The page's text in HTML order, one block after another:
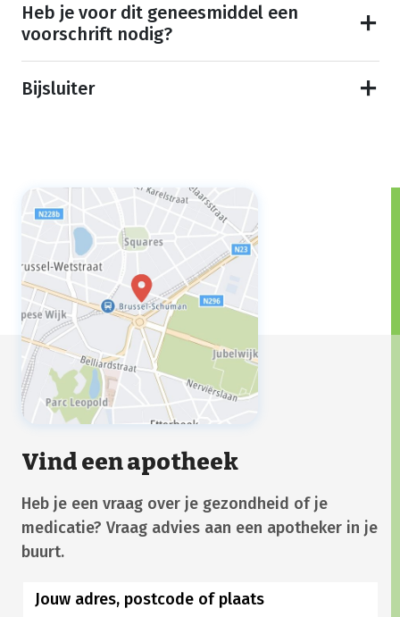
Heb je voor dit geneesmiddel een
voorschrift nodig?
Bijsluiter
Vind een apotheek
Heb je een vraag over je gezondheid of je
medicatie? Vraag advies aan een apotheker in je
buurt.